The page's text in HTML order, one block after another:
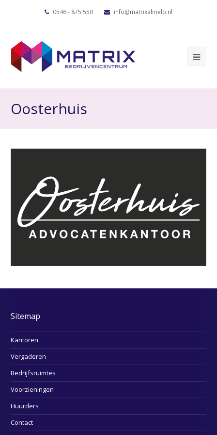
0546 - 875 550 info@matrixalmelo.nl
Oosterhuis
Sitemap
Kantoren
Vergaderen
Bedrijfsruimtes
Voorzieningen
Huurders
Contact